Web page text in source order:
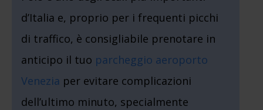
d’Italia e, proprio per i frequenti picchi
di traffico, è consigliabile prenotare in
anticipo il tuo parcheggio aeroporto
Venezia per evitare complicazioni
dell’ultimo minuto, specialmente